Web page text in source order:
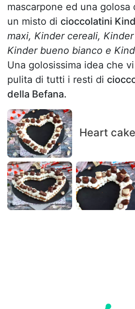
mascarpone ed una golosa
un misto di cioccolatini
maxi, Kinder cereali,
Kinder bueno bianco e
Una golosissima idea che
pulita di tutti i resti di
della Befana.
Heart